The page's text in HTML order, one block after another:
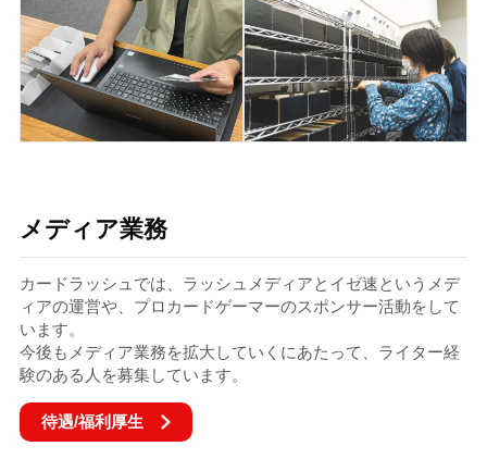
メディア業務
カードラッシュでは、ラッシュメディアとイゼ速というメデ
ィアの運営や、プロカードゲーマーのスポンサー活動をして
います。
今後もメディア業務を拡大していくにあたって、ライター経
験のある人を募集しています。
待遇/福利厚生